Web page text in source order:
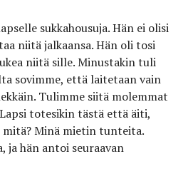
sukkahousuja. Hän ei olisi
niitä jalkaansa. Hän oli tosi
niitä sille. Minustakin tuli
sovimme, että laitetaan vain
Tulimme siitä molemmat
totesikin tästä että äiti,
mitä? Minä mietin tunteita.
ja hän antoi seuraavan